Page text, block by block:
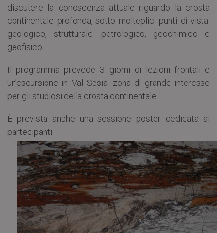
discutere la conoscenza attuale riguardo la crosta
continentale profonda, sotto molteplici punti di vista:
geologico, strutturale, petrologico, geochimico e
geofisico.
Il programma prevede 3 giorni di lezioni frontali e
un’escursione in Val Sesia, zona di grande interesse
per gli studiosi della crosta continentale.
È prevista anche una sessione poster dedicata ai
partecipanti.